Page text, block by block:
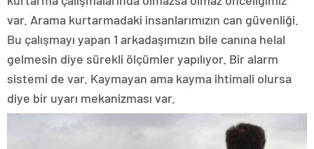
var. Arama kurtarmadaki insanlarımızın can güvenliği.
Bu çalışmayı yapan 1 arkadaşımızın bile canına helal
gelmesin diye sürekli ölçümler yapılıyor. Bir alarm
sistemi de var. Kaymayan ama kayma ihtimali olursa
diye bir uyarı mekanizması var.